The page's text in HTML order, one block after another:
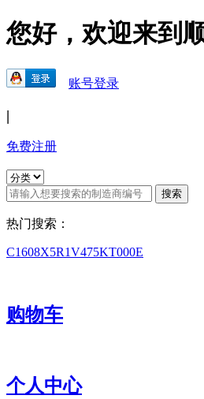
您好，欢迎来到
账号登录
|
免费注册
热门搜索：
C1608X5R1V475KT000E
购物车
个人中心